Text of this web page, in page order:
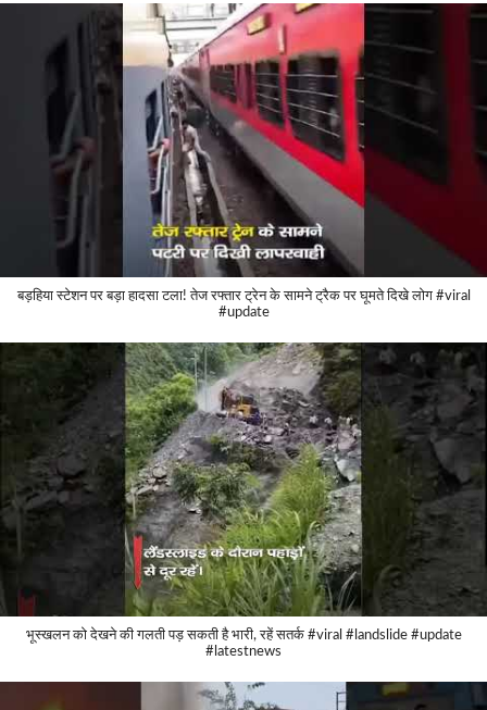
बड़हिया स्टेशन पर बड़ा हादसा टला! तेज रफ्तार ट्रेन के सामने ट्रैक पर घूमते दिखे लोग #viral
#update
भूस्खलन को देखने की गलती पड़ सकती है भारी, रहें सतर्क #viral #landslide #update
#latestnews